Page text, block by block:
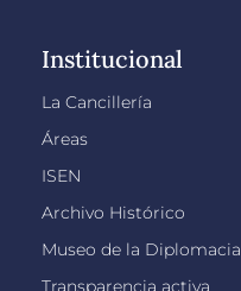
Institucional
La Cancillería
Áreas
ISEN
Archivo Histórico
Museo de la Diplomacia